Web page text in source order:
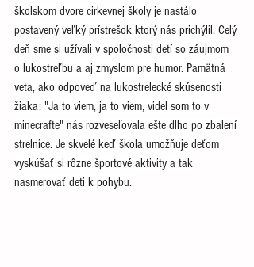
školskom dvore cirkevnej školy je nastálo
postavený veľký prístrešok ktorý nás prichýlil. Celý
deň sme si užívali v spoločnosti detí so záujmom
o lukostreľbu a aj zmyslom pre humor. Pamätná
veta, ako odpoveď na lukostrelecké skúsenosti
žiaka: "Ja to viem, ja to viem, videl som to v
minecrafte" nás rozveseľovala ešte dlho po zbalení
strelnice. Je skvelé keď škola umožňuje deťom
vyskúšať si rôzne športové aktivity a tak
nasmerovať deti k pohybu.